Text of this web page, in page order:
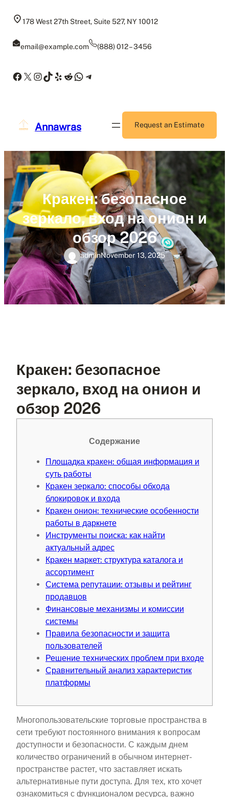
178 West 27th Street, Suite 527, NY 10012
email@example.com (888) 012 – 3456
Facebook
X Instagram
TikTok
Yelp
Reddit
WhatsApp
Telegram
Annawras Request an Estimate
Кракен: безопасное
зеркало, вход на онион и
обзор 2026
adminNovember 13, 2025
Кракен: безопасное
зеркало, вход на онион и
обзор 2026
Содержание
Площадка кракен: общая информация и
суть работы
Кракен зеркало: способы обхода
блокировок и входа
Кракен онион: технические особенности
работы в даркнете
Инструменты поиска: как найти
актуальный адрес
Кракен маркет: структура каталога и
ассортимент
Система репутации: отзывы и рейтинг
продавцов
Финансовые механизмы и комиссии
системы
Правила безопасности и защита
пользователей
Решение технических проблем при входе
Сравнительный анализ характеристик
платформы
Многопользовательские торговые пространства в
сети требуют постоянного внимания к вопросам
доступности и безопасности. С каждым днем
количество ограничений в обычном интернет-
пространстве растет, что заставляет искать
альтернативные пути доступа. Для тех, кто хочет
ознакомиться с функционалом ресурса, важно